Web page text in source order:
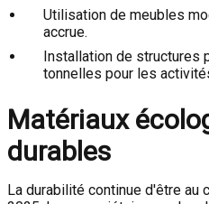
Utilisation de meubles
accrue.
Installation de structures
tonnelles pour les
Matériaux
durables
La durabilité continue d'être